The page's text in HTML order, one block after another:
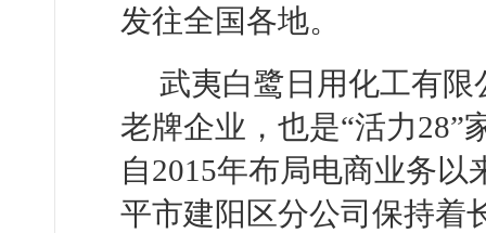
发往全国各地。
武夷白鹭日用化工有
老牌企业，也是“活力28”
自2015年布局电商业务
平市建阳区分公司保持着